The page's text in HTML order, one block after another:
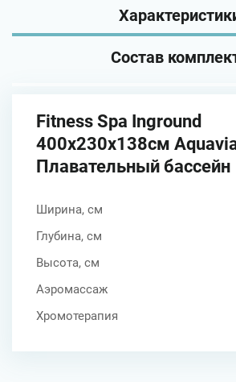
Состав
Fitness Spa Inground
400х230х138см
Плавательный бассейн
Ширина, см
Глубина, см
Высота, см
Аэромассаж
Хромотерапия